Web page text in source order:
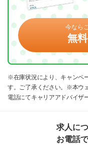
今なら
無
※在庫状況により、キャンペ
す。ご了承ください。※本ウ
電話にてキャリアアドバイザ
求人に
お電話